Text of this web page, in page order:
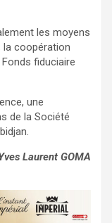
les moyens
la coopération
fiduciaire
une
de la Société
Laurent GOMA